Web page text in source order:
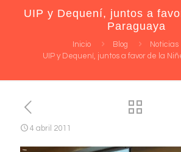
UIP y Dequení, juntos a
Paraguaya
Inicio Blog
Noticias
UIP y Dequení, juntos a favor de la
4 abril 2011